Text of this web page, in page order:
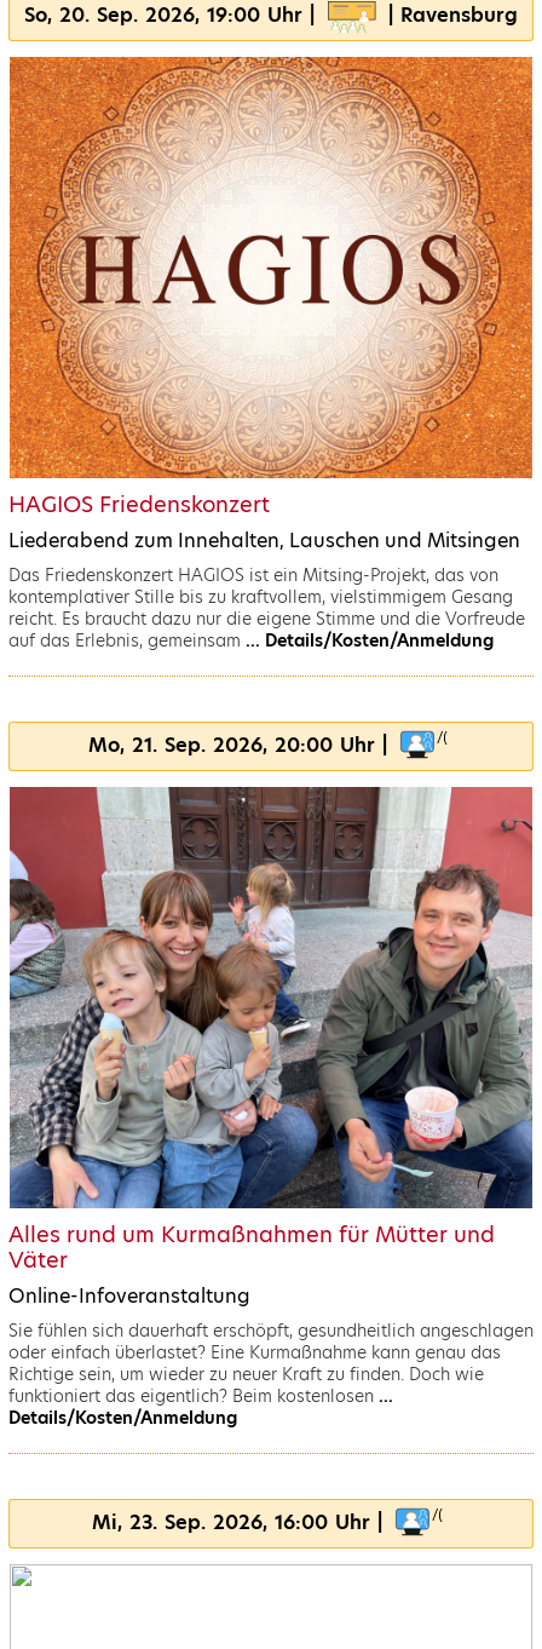
So, 20. Sep. 2026, 19:00 Uhr | | Ravensburg
HAGIOS Friedenskonzert
Liederabend zum Innehalten, Lauschen und Mitsingen
Das Friedenskonzert HAGIOS ist ein Mitsing-Projekt, das von
kontemplativer Stille bis zu kraftvollem, vielstimmigem Gesang
reicht. Es braucht dazu nur die eigene Stimme und die Vorfreude
auf das Erlebnis, gemeinsam ... Details/Kosten/Anmeldung
Mo, 21. Sep. 2026, 20:00 Uhr |
Alles rund um Kurmaßnahmen für Mütter und
Väter
Online-Infoveranstaltung
Sie fühlen sich dauerhaft erschöpft, gesundheitlich angeschlagen
oder einfach überlastet? Eine Kurmaßnahme kann genau das
Richtige sein, um wieder zu neuer Kraft zu finden. Doch wie
funktioniert das eigentlich? Beim kostenlosen...
Details/Kosten/Anmeldung
Mi, 23. Sep. 2026, 16:00 Uhr |